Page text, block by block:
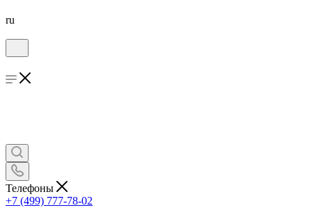
ru
Телефоны
+7 (499) 777-78-02